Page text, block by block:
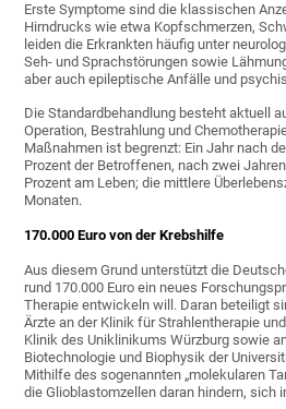
Erste Symptome sind die klassischen
Hirndrucks wie etwa Kopfschmerzen,
leiden die Erkrankten häufig unter
Seh- und Sprachstörungen sowie
aber auch epileptische Anfälle und
Die Standardbehandlung besteht aktuell
Operation, Bestrahlung und
Maßnahmen ist begrenzt: Ein Jahr nach
Prozent der Betroffenen, nach zwei
Prozent am Leben; die mittlere
Monaten.
170.000 Euro von der Krebshilfe
Aus diesem Grund unterstützt die
rund 170.000 Euro ein neues
Therapie entwickeln will. Daran beteiligt
Ärzte an der Klinik für Strahlentherapie
Klinik des Uniklinikums Würzburg sowie
Biotechnologie und Biophysik der
Mithilfe des sogenannten „molekularen
die Glioblastomzellen daran hindern, sich